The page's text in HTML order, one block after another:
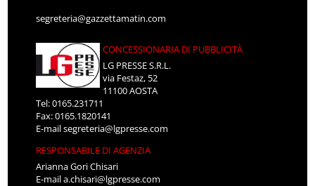
segreteria@gazzettamatin.com
CONCESSIONARIA DI PUBBLICITÀ
LG PRESSE S.R.L.
via Festaz, 52
11100 AOSTA
Tel: 0165.231711
Fax: 0165.1820141
E-mailsegreteria@lgpresse.com
RESPONSABILE DI AGENZIA
Arianna Gori Chisari
E-maila.chisari@lgpresse.com